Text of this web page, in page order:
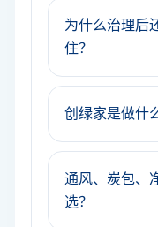
为什么治理后
住？
创绿家是做什
通风、炭包、
选？